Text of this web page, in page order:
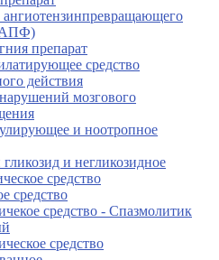
препарат
средство
действия
мозгового
и ноотропное
и негликозидное
средство
средство
средство - Спазмолитик
средство